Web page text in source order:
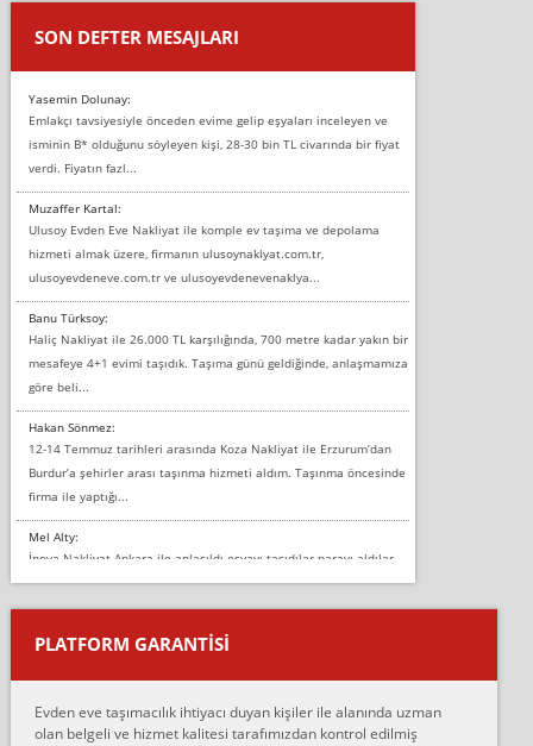
SON DEFTER MESAJLARI
Yasemin Dolunay:
Emlakçı tavsiyesiyle önceden evime gelip eşyaları inceleyen ve
isminin B* olduğunu söyleyen kişi, 28-30 bin TL civarında bir fiyat
verdi. Fiyatın fazl...
Muzaffer Kartal:
Ulusoy Evden Eve Nakliyat ile komple ev taşıma ve depolama
hizmeti almak üzere, firmanın ulusoynaklyat.com.tr,
ulusoyevdeneve.com.tr ve ulusoyevdenevenaklya...
Banu Türksoy:
Haliç Nakliyat ile 26.000 TL karşılığında, 700 metre kadar yakın bir
mesafeye 4+1 evimi taşıdık. Taşıma günü geldiğinde, anlaşmamıza
göre beli...
Hakan Sönmez:
12-14 Temmuz tarihleri arasında Koza Nakliyat ile Erzurum’dan
Burdur’a şehirler arası taşınma hizmeti aldım. Taşınma öncesinde
firma ile yaptığı...
Mel Alty:
İnova Nakliyat Ankara ile anlaşıldı eşyayı taşıdılar parayı aldılar.
Salon duvarına bir baktım birisi boydan alüminyum renkli bantı
yapıştırm...
Murat:
çalıştıklarını, müş...
PLATFORM GARANTİSİ
Evden eve taşımacılık ihtiyacı duyan kişiler ile alanında uzman
olan belgeli ve hizmet kalitesi tarafımızdan kontrol edilmiş